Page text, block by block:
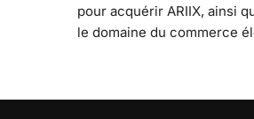
pour acquérir ARIIX, ainsi
le domaine du commerce